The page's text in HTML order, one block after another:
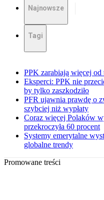
Najnowsze
Tagi
PPK zarabiają więcej
Eksperci: PPK nie
by tylko zaszkodziło
PFR ujawnia prawdę o
szybciej niż wypłaty
Coraz więcej Polaków
przekroczyła 60 procent
Systemy emerytalne
globalne trendy
Promowane treści